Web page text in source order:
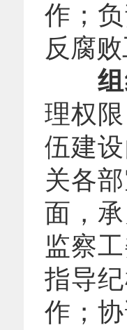
作；
反腐
理权
伍建
关各
面，
监察
指导
作；